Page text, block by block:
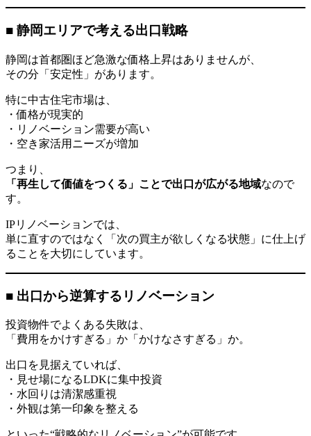
■ 静岡エリアで考える出口戦略
静岡は首都圏ほど急激な価格上昇はありませんが、
その分「安定性」があります。
特に中古住宅市場は、
・価格が現実的
・リノベーション需要が高い
・空き家活用ニーズが増加
つまり、
「再生して価値をつくる」ことで出口が広がる地域なので
す。
IPリノベーションでは、
単に直すのではなく「次の買主が欲しくなる状態」に仕上げ
ることを大切にしています。
■ 出口から逆算するリノベーション
投資物件でよくある失敗は、
「費用をかけすぎる」か「かけなさすぎる」か。
出口を見据えていれば、
・見せ場になるLDKに集中投資
・水回りは清潔感重視
・外観は第一印象を整える